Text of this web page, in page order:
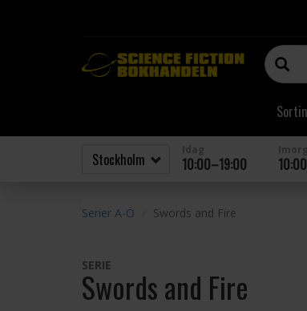
10:00–19:00
Serier A-Ö Swords and Fire
SERIE
Swords and Fire